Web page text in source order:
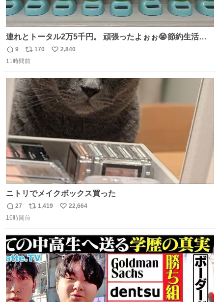
連れとトータル2万5千円。 頑張ったよぉぉ😭節約生活の
始まり。笑
返
信
9
リ
ポ
ト
数
170
い
数
2,840
11時間前
ニトリでメイクボックス買った
返
信
27
リ
ポ
ト
数
1,419
い
数
22,664
16時間前